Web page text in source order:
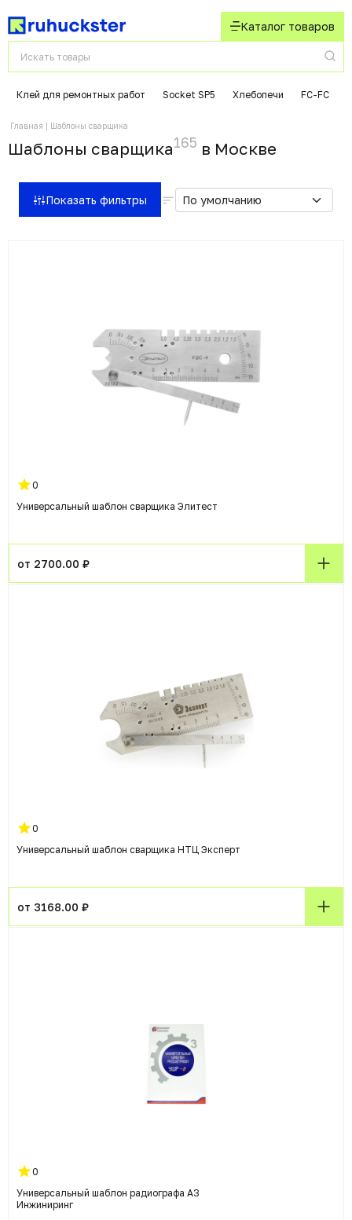
Каталог товаров
Клей для ремонтных работ Socket SP5 Хлебопечи FC-FC
Главная Шаблоны сварщика
Шаблоны сварщика165 в Москвe
Показать фильтры
0
Универсальный шаблон сварщика Элитест
от 2700.00 ₽
0
Универсальный шаблон сварщика НТЦ Эксперт
от 3168.00 ₽
0
Универсальный шаблон радиографа А3
Инжиниринг